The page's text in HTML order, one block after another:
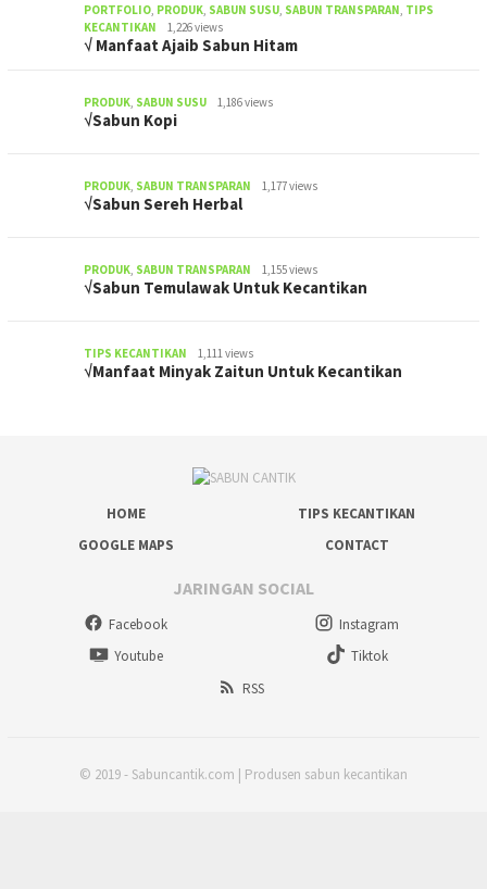
PORTFOLIO PRODUK SABUN SUSU SABUN TRANSPARAN TIPS
KECANTIKAN
1,226 views
√ Manfaat Ajaib Sabun Hitam
PRODUK SABUN SUSU 1,186 views
√Sabun Kopi
PRODUK SABUN TRANSPARAN 1,177 views
√Sabun Sereh Herbal
PRODUK SABUN TRANSPARAN 1,155 views
√Sabun Temulawak Untuk Kecantikan
TIPS KECANTIKAN 1,111 views
√Manfaat Minyak Zaitun Untuk Kecantikan
HOME
TIPS KECANTIKAN
GOOGLE MAPS
CONTACT
JARINGAN SOCIAL
Facebook
Instagram
Youtube
Tiktok
RSS
© 2019 - Sabuncantik.com | Produsen sabun kecantikan